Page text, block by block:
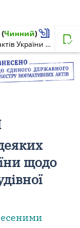
(Чинний)
Про внесення змін до деяких законодавчих актів України щодо удосконалення містобудівної діяльності